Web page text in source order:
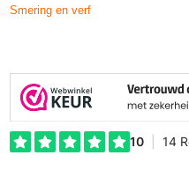
Smering en verf